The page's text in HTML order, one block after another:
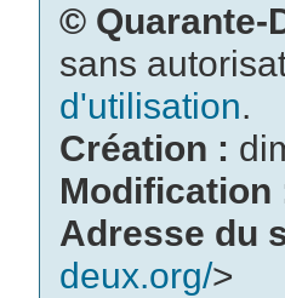
© Quarante-
sans
d'utilisation.
Création :
Adresse du
deux.org/>